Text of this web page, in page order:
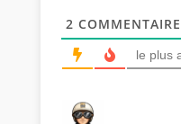
2
le plus